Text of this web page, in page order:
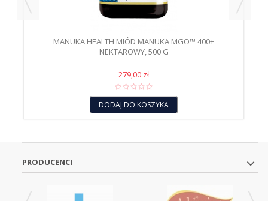
MANUKA HEALTH MIÓD MANUKA MGO™ 400+
NEKTAROWY, 500 G
279,00 zł
DODAJ DO KOSZYKA
PRODUCENCI